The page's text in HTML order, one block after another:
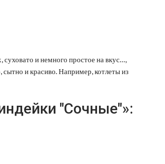
и немного простое на вкус…,
и красиво. Например, котлеты из
"Сочные"»: